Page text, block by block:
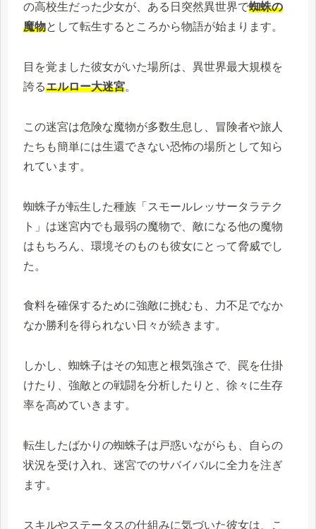
の高校生だった少女が、ある日突然異世界で蜘蛛の
魔物として転生するところから物語が始まります。
目を覚ました彼女がいた場所は、異世界最大規模を
誇るエルロー大迷宮。
この迷宮は危険な魔物が多数生息し、冒険者や旅人
たちも簡単には生還できない恐怖の場所として知ら
れています。
蜘蛛子が転生した種族「スモールレッサータラテク
ト」は迷宮内でも最弱の魔物で、敵になる他の魔物
はもちろん、環境そのものも彼女にとって脅威でし
た。
食料を確保するために強敵に挑むも、力不足でなか
なか勝利を得られない日々が続きます。
しかし、蜘蛛子はその知恵と根気強さで、罠を仕掛
けたり、強敵との戦闘を分析したりと、徐々に生存
率を高めていきます。
転生したばかりの蜘蛛子は戸惑いながらも、自らの
状況を受け入れ、迷宮でのサバイバルに全力を注ぎ
ます。
スキルやステータスの仕組みに気づいた彼女は、こ